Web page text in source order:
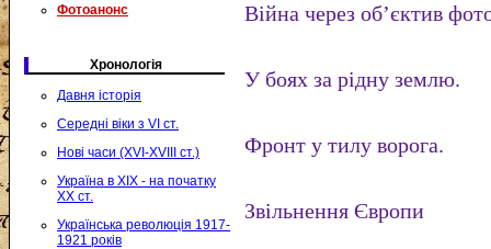
Фотоанонс
Хронологія
Давня історія
Середні віки з VI ст.
Нові часи (XVI-XVIII ст.)
Україна в XIX - на початку
XX ст.
Українська революція 1917-
1921 років
Війна через об’єктив
У боях за рідну землю.
Фронт у тилу ворога.
Звільнення Європи